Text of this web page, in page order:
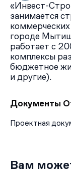
«Инвест-
занимается
городе
работает с
комплексы
бюджетное
и другие).
Документы
Проектная
Вам